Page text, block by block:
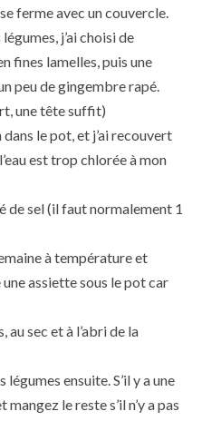
ferme avec un couvercle.
j’ai choisi de
fines lamelles, puis une
peu de gingembre rapé.
une tête suffit)
dans le pot, et j’ai recouvert
est trop chlorée à mon
de sel (il faut normalement 1
à température et
assiette sous le pot car
au sec et à l’abri de la
ensuite. S’il y a une
le reste s’il n’y a pas